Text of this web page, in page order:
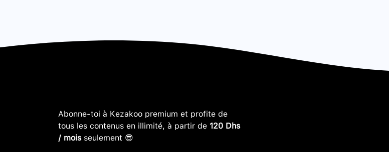
Abonne-toi à Kezakoo premium et profite de
tous les contenus en illimité, à partir de 120 Dhs
/ moisseulement 😎